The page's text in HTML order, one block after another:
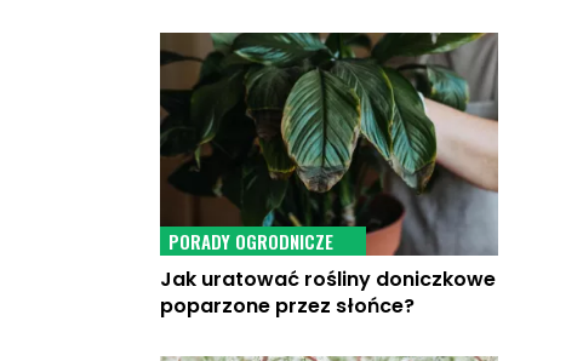
PORADY OGRODNICZE
Jak uratować rośliny doniczkowe
poparzone przez słońce?